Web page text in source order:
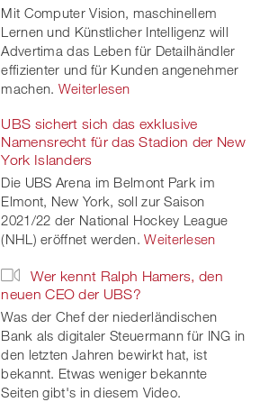
Mit Computer Vision, maschinellem
Lernen und Künstlicher Intelligenz will
Advertima das Leben für Detailhändler
effizienter und für Kunden angenehmer
machen. Weiterlesen
UBS sichert sich das exklusive
Namensrecht für das Stadion der New
York Islanders
Die UBS Arena im Belmont Park im
Elmont, New York, soll zur Saison
2021/22 der National Hockey League
(NHL) eröffnet werden. Weiterlesen
Wer kennt Ralph Hamers, den
neuen CEO der UBS?
Was der Chef der niederländischen
Bank als digitaler Steuermann für ING in
den letzten Jahren bewirkt hat, ist
bekannt. Etwas weniger bekannte
Seiten gibt's in diesem Video.